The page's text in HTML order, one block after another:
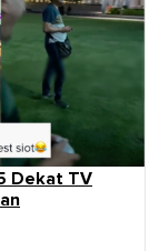
Dekat TV